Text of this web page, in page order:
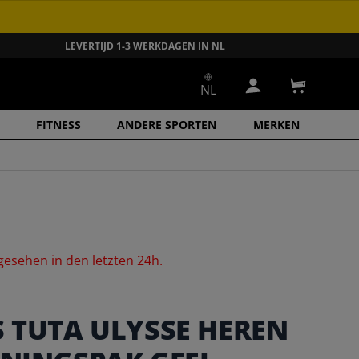
LEVERTIJD 1-3 WERKDAGEN IN NL
FITNESS ANDERE SPORTEN MERKEN
NL Inloggen
in den letzten24h.
TUTA ULYSSE HEREN